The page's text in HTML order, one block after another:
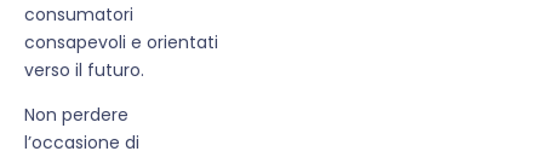
consumatori
consapevoli e orientati
verso il futuro.
Non perdere
l’occasione di